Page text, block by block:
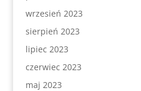
wrzesień 2023
sierpień 2023
lipiec 2023
czerwiec 2023
maj 2023